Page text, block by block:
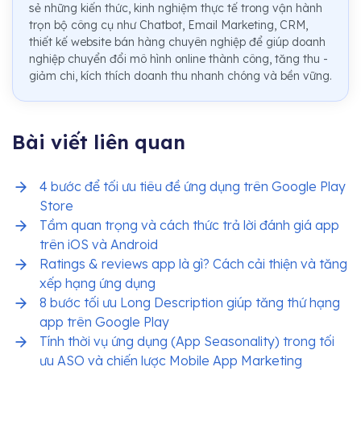
sẻ những kiến thức, kinh nghiệm thực tế trong vận hành
trọn bộ công cụ như Chatbot, Email Marketing, CRM,
thiết kế website bán hàng chuyên nghiệp để giúp doanh
nghiệp chuyển đổi mô hình online thành công, tăng thu -
giảm chi, kích thích doanh thu nhanh chóng và bền vững.
Bài viết liên quan
4 bước để tối ưu tiêu đề ứng dụng trên Google Play
Store
Tầm quan trọng và cách thức trả lời đánh giá app
trên iOS và Android
Ratings & reviews app là gì? Cách cải thiện và tăng
xếp hạng ứng dụng
8 bước tối ưu Long Description giúp tăng thứ hạng
app trên Google Play
Tính thời vụ ứng dụng (App Seasonality) trong tối
ưu ASO và chiến lược Mobile App Marketing